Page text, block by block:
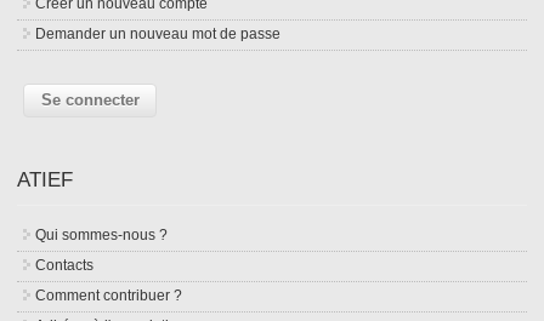
Créer un nouveau compte
Demander un nouveau mot de passe
ATIEF
Qui sommes-nous ?
Contacts
Comment contribuer ?